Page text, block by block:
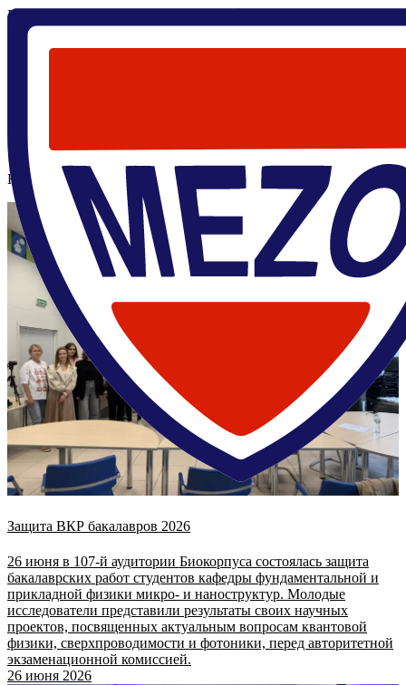
Главная
д.ф.-м.н., проф.
Новости
Защита ВКР бакалавров 2026
26 июня в 107-й аудитории Биокорпуса состоялась защита
бакалаврских работ студентов кафедры фундаментальной и
прикладной физики микро- и наноструктур. Молодые
исследователи представили результаты своих научных
проектов, посвященных актуальным вопросам квантовой
физики, сверхпроводимости и фотоники, перед авторитетной
экзаменационной комиссией.
26 июня 2026